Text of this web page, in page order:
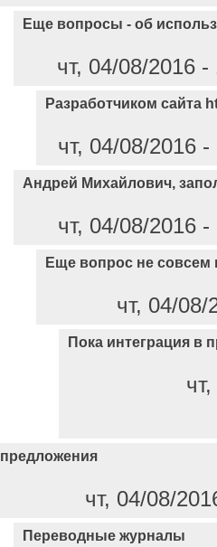
Еще вопросы - об
чт, 04/08/2016
Разработчиком сайта
чт, 04/08/2016
Андрей Михайлович,
чт, 04/08/2016
Еще вопрос не совсем
чт, 04/
Пока интеграция в
предложения
чт, 04/08/
Переводные журналы